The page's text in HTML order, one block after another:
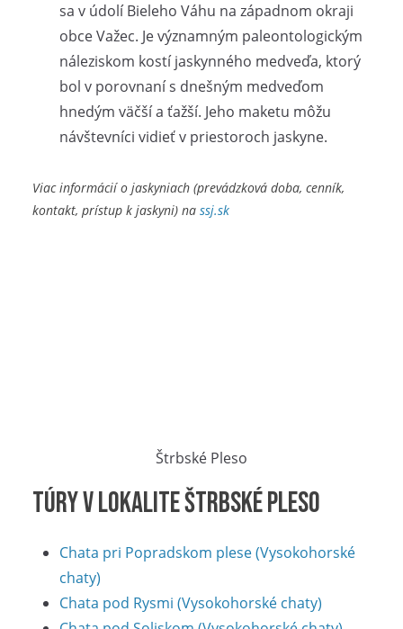
sa v údolí Bieleho Váhu na západnom okraji
obce Važec. Je významným paleontologickým
náleziskom kostí jaskynného medveďa, ktorý
bol v porovnaní s dnešným medveďom
hnedým väčší a ťažší. Jeho maketu môžu
návštevníci vidieť v priestoroch jaskyne.
Viac informácií o jaskyniach (prevádzková doba, cenník,
kontakt, prístup k jaskyni) na ssj.sk
Štrbské Pleso
Túry v lokalite Štrbské Pleso
Chata pri Popradskom plese (Vysokohorské
chaty)
Chata pod Rysmi (Vysokohorské chaty)